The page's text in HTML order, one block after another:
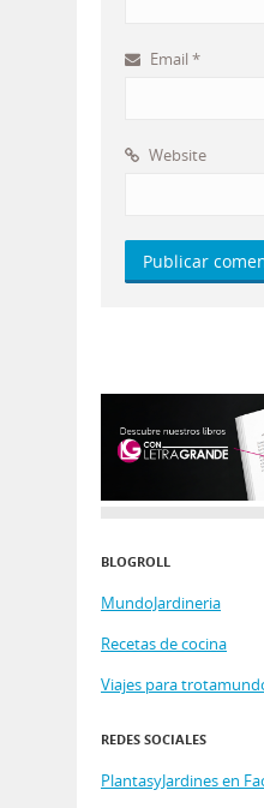
Email *
Website
BLOGROLL
MundoJardineria
Recetas de cocina
Viajes para
REDES SOCIALES
PlantasyJardines en